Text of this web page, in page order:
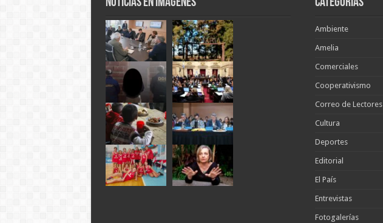
Ambiente
Amelia
Comerciales
Cooperativismo
Correo de Lectores
Cultura
Deportes
Editorial
El País
Entrevistas
Fotogalerías